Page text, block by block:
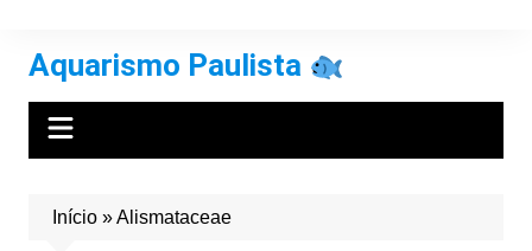
conteúdo
Aquarismo Paulista
Início»Alismataceae